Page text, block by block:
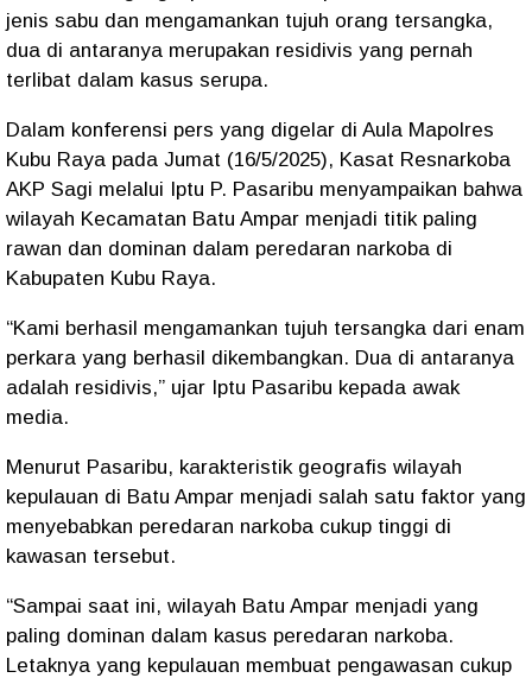
jenis sabu dan mengamankan tujuh orang tersangka,
dua di antaranya merupakan residivis yang pernah
terlibat dalam kasus serupa.
Dalam konferensi pers yang digelar di Aula Mapolres
Kubu Raya pada Jumat (16/5/2025), Kasat Resnarkoba
AKP Sagi melalui Iptu P. Pasaribu menyampaikan bahwa
wilayah Kecamatan Batu Ampar menjadi titik paling
rawan dan dominan dalam peredaran narkoba di
Kabupaten Kubu Raya.
“Kami berhasil mengamankan tujuh tersangka dari enam
perkara yang berhasil dikembangkan. Dua di antaranya
adalah residivis,” ujar Iptu Pasaribu kepada awak
media.
Menurut Pasaribu, karakteristik geografis wilayah
kepulauan di Batu Ampar menjadi salah satu faktor yang
menyebabkan peredaran narkoba cukup tinggi di
kawasan tersebut.
“Sampai saat ini, wilayah Batu Ampar menjadi yang
paling dominan dalam kasus peredaran narkoba.
Letaknya yang kepulauan membuat pengawasan cukup